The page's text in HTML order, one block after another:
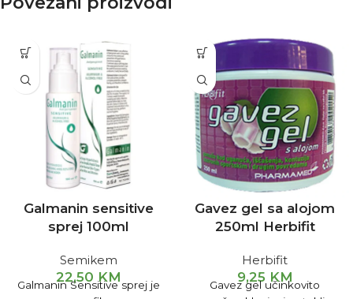
Galmanin sensitive
sprej 100ml
Semikem
22,50 KM
Galmanin Sensitive sprej je
Gavez gel sa alojom
250ml Herbifit
Herbifit
9,25 KM
Gavez gel učinkovito